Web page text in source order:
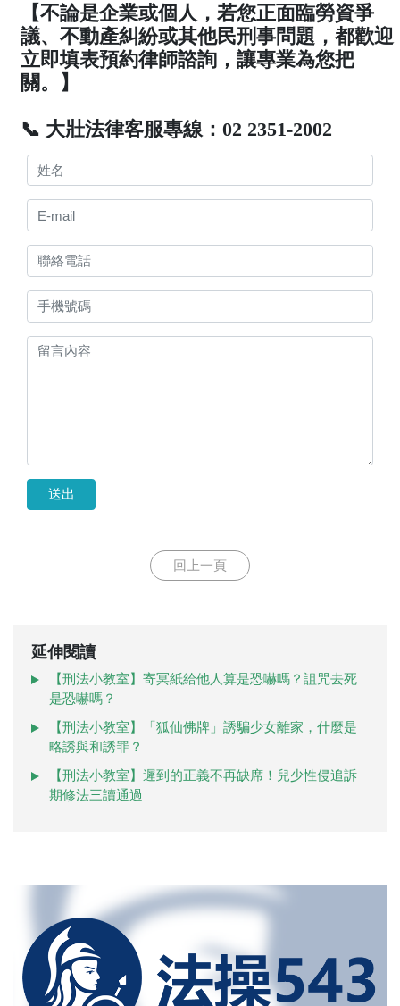
【不論是企業或個人，若您正面臨勞資爭
議、不動產糾紛或其他民刑事問題，都歡迎
立即填表預約律師諮詢，讓專業為您把
關。】
📞 大壯法律客服專線：02 2351-2002
送出
回上一頁
延伸閱讀
【刑法小教室】寄冥紙給他人算是恐嚇嗎？詛咒去死
是恐嚇嗎？
【刑法小教室】「狐仙佛牌」誘騙少女離家，什麼是
略誘與和誘罪？
【刑法小教室】遲到的正義不再缺席！兒少性侵追訴
期修法三讀通過